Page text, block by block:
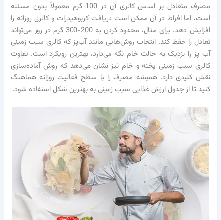
مصرف متعادل بر اساس کالری آن در 100 گرم معمولاً بدون مسئله
است، اما افراط در آن ممکن است دریافت کربوهیدرات و کالری روزانه را
افزایش دهد. برای مثال، محدود کردن به 200-300 گرم در روز می‌تواند
تعادل را حفظ کند. انتخاب روش‌هایی مانند آب‌پز که کالری سیب زمینی
آب پز را نزدیک به حالت خام نگه می‌دارد، بهترین رویکرد است. تفاوت
کالری سیب زمینی پخته و خام نیز نشان می‌دهد که روش آماده‌سازی
نقش کلیدی دارد. همیشه مصرف را با سطح فعالیت روزانه هماهنگ
کنید تا از جدول ارزش غذایی سیب زمینی به بهترین شکل استفاده شود.